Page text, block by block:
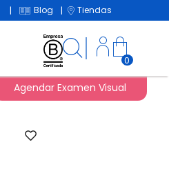
| Blog | Tiendas
0
Agendar Examen Visual